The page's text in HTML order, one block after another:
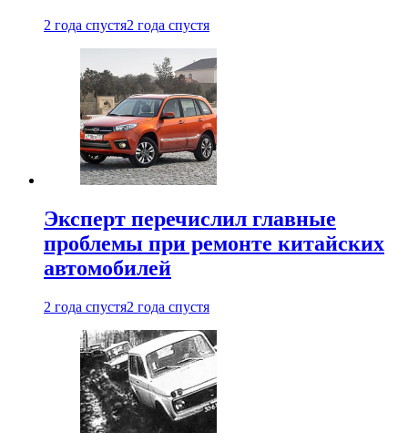
2 года спустя2 года спустя
Эксперт перечислил главные
проблемы при ремонте китайских
автомобилей
2 года спустя2 года спустя